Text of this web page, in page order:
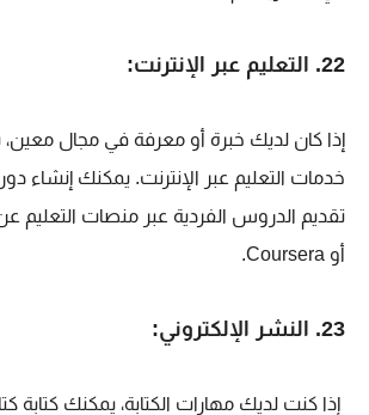
22. التعليم عبر الإنترنت:
إذا كان لديك خبرة أو معرفة في مجال معين،
خدمات التعليم عبر الإنترنت. يمكنك إنشاء
أو Coursera.
23. النشر الإلكتروني:
إذا كنت لديك مهارات الكتابة، يمكنك كتابة